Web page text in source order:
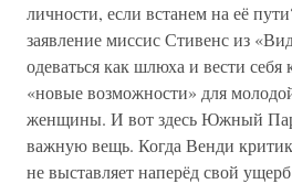
личности, если встанем на её
заявление миссис Стивенс из
одеваться как шлюха и вести
«новые возможности» для
женщины. И вот здесь Южный
важную вещь. Когда Венди
не выставляет наперёд свой